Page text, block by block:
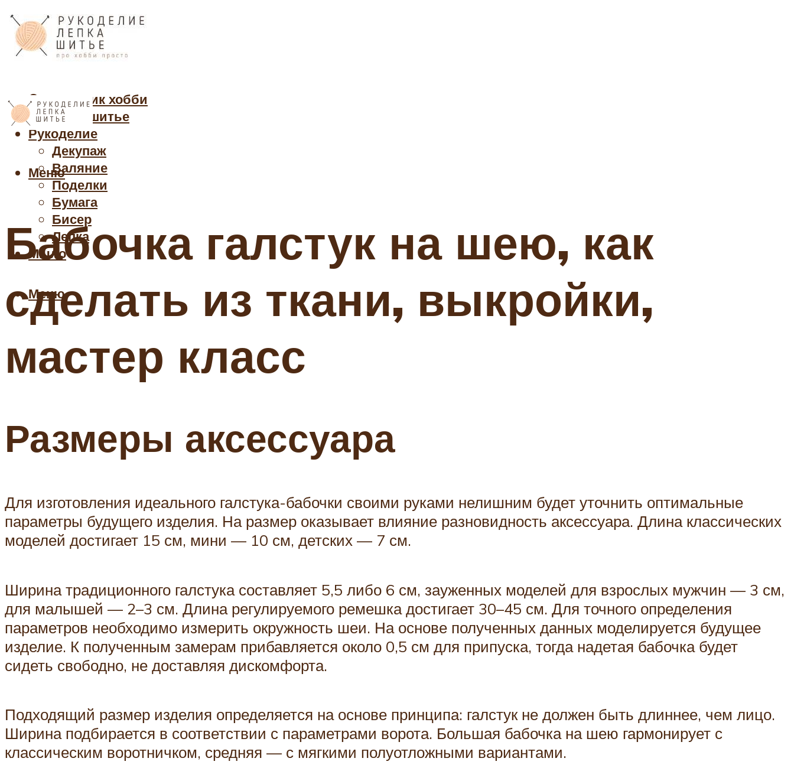
Cправочник хобби
Кройка и шитье
Рукоделие
Декупаж
Валяние
Поделки
Бумага
Бисер
Лепка
Мыло
Меню
Меню
Бабочка галстук на шею, как
сделать из ткани, выкройки,
мастер класс
Размеры аксессуара
Для изготовления идеального галстука-бабочки своими руками нелишним будет уточнить оптимальные
параметры будущего изделия. На размер оказывает влияние разновидность аксессуара. Длина классических
моделей достигает 15 см, мини — 10 см, детских — 7 см.
Ширина традиционного галстука составляет 5,5 либо 6 см, зауженных моделей для взрослых мужчин — 3 см,
для малышей — 2–3 см. Длина регулируемого ремешка достигает 30–45 см. Для точного определения
параметров необходимо измерить окружность шеи. На основе полученных данных моделируется будущее
изделие. К полученным замерам прибавляется около 0,5 см для припуска, тогда надетая бабочка будет
сидеть свободно, не доставляя дискомфорта.
Подходящий размер изделия определяется на основе принципа: галстук не должен быть длиннее, чем лицо.
Ширина подбирается в соответствии с параметрами ворота. Большая бабочка на шею гармонирует с
классическим воротничком, средняя — с мягкими полуотложными вариантами.